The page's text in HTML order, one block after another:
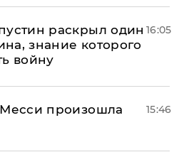
раскрыл один
знание которого
войну
16:05
произошла
15:46